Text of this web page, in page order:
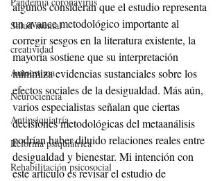
Salud mental
creatividad
Autoestima
Neurociencia
Antipsiquiatría
Reforma psiquiátrica
Rehabilitación psicosocial
algunos consideran que el estudio representa
un avance metodológico importante al
corregir sesgos en la literatura existente, la
mayoría sostiene que su interpretación
minimiza evidencias sustanciales sobre los
efectos sociales de la desigualdad. Más aún,
varios especialistas señalan que ciertas
decisiones metodológicas del metaanálisis
podrían haber diluido relaciones reales entre
desigualdad y bienestar. Mi intención con
este artículo es revisar el estudio de